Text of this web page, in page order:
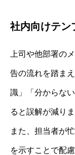
社内向けテン
上司や他部署の
告の流れを踏ま
識」「分からな
ると誤解が減りま
また、担当者が
を示すことで配